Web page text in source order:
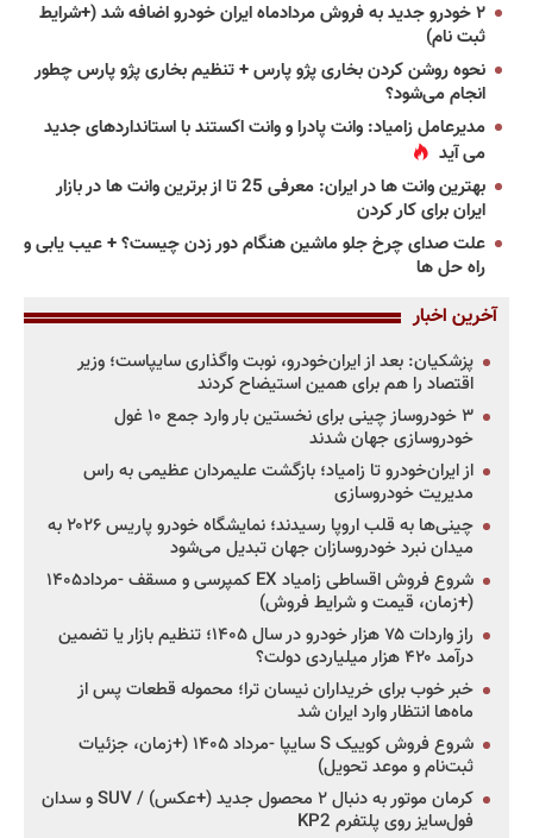
۲ خودرو جدید به فروش مردادماه ایران خودرو اضافه شد (+شرایط
ثبت نام)
نحوه روشن کردن بخاری پژو پارس + تنظیم بخاری پژو پارس چطور
انجام می‌شود؟
مدیرعامل زامیاد: وانت پادرا و وانت اکستند با استانداردهای جدید
می آید
بهترین وانت ها در ایران: معرفی 25 تا از برترین وانت ها در بازار
ایران برای کار کردن
علت صدای چرخ جلو ماشین هنگام دور زدن چیست؟ + عیب یابی و
راه حل ها
آخرین اخبار
پزشکیان: بعد از ایران‌خودرو، نوبت واگذاری سایپاست؛ وزیر
اقتصاد را هم برای همین استیضاح کردند
۳ خودروساز چینی برای نخستین بار وارد جمع ۱۰ غول
خودروسازی جهان شدند
از ایران‌خودرو تا زامیاد؛ بازگشت علیمردان عظیمی به راس
مدیریت خودروسازی
چینی‌ها به قلب اروپا رسیدند؛ نمایشگاه خودرو پاریس ۲۰۲۶ به
میدان نبرد خودروسازان جهان تبدیل می‌شود
شروع فروش اقساطی زامیاد EX کمپرسی و مسقف -مرداد۱۴۰۵
(+زمان، قیمت و شرایط فروش)
راز واردات ۷۵ هزار خودرو در سال ۱۴۰۵؛ تنظیم بازار یا تضمین
درآمد ۴۲۰ هزار میلیاردی دولت؟
خبر خوب برای خریداران نیسان ترا؛ محموله قطعات پس از
ماه‌ها انتظار وارد ایران شد
شروع فروش کوییک S سایپا -مرداد ۱۴۰۵ (+زمان، جزئیات
ثبت‌نام و موعد تحویل)
کرمان موتور به دنبال ۲ محصول جدید (+عکس) / SUV و سدان
فول‌سایز روی پلتفرم KP2